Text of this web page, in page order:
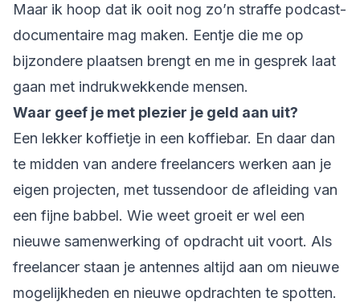
Maar ik hoop dat ik ooit nog zo’n straffe podcast-
documentaire mag maken. Eentje die me op
bijzondere plaatsen brengt en me in gesprek laat
gaan met indrukwekkende mensen.
Waar geef je met plezier je geld aan uit?
Een lekker koffietje in een koffiebar. En daar dan
te midden van andere freelancers werken aan je
eigen projecten, met tussendoor de afleiding van
een fijne babbel. Wie weet groeit er wel een
nieuwe samenwerking of opdracht uit voort. Als
freelancer staan je antennes altijd aan om nieuwe
mogelijkheden en nieuwe opdrachten te spotten.